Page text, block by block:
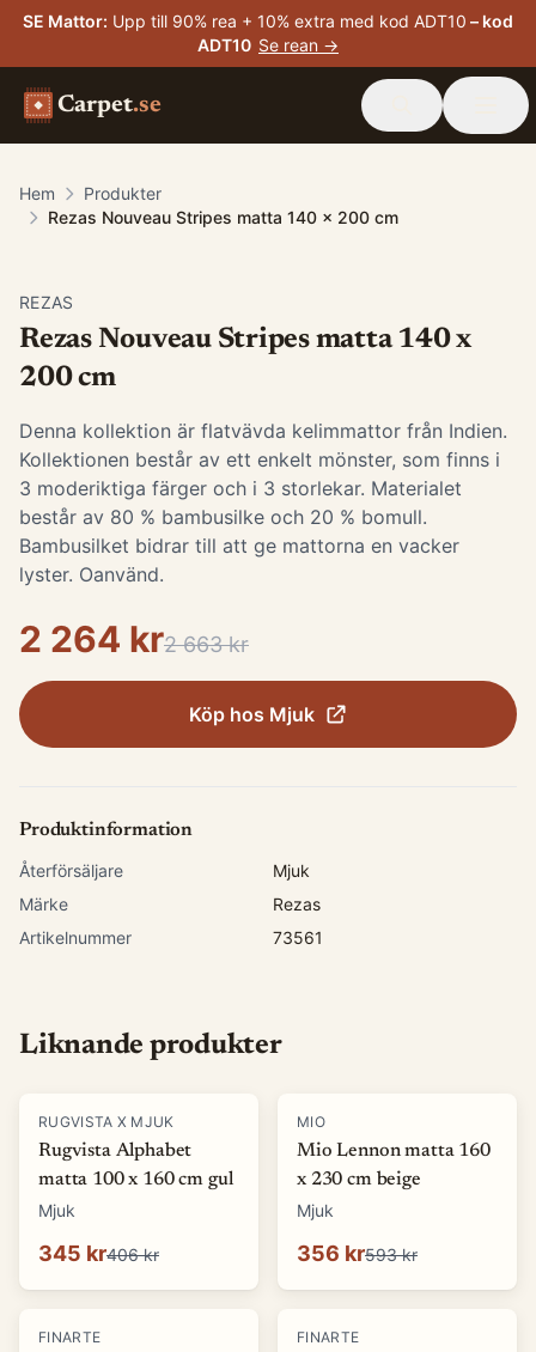
SE Mattor: Upp till 90% rea + 10% extra med kod ADT10 – kod
ADT10 Se rean →
Carpet.se
Hem
Produkter
Rezas Nouveau Stripes matta 140 x 200 cm
REZAS
Rezas Nouveau Stripes matta 140 x
200 cm
Denna kollektion är flatvävda kelimmattor från Indien.
Kollektionen består av ett enkelt mönster, som finns i
3 moderiktiga färger och i 3 storlekar. Materialet
består av 80 % bambusilke och 20 % bomull.
Bambusilket bidrar till att ge mattorna en vacker
lyster. Oanvänd.
2 264 kr2 663 kr
Köp hos Mjuk
Produktinformation
Återförsäljare
Mjuk
Märke
Rezas
Artikelnummer
73561
Liknande produkter
-15%
RUGVISTA X MJUK
Rugvista Alphabet
matta 100 x 160 cm gul
Mjuk
345 kr406 kr
-40%
MIO
Mio Lennon matta 160
x 230 cm beige
Mjuk
356 kr593 kr
-50 %
FINARTE -50 %
FINARTE